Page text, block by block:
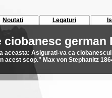
Noutati Legaturi
ciobanesc german
aceasta: Asigurati-va ca
acest scop.” Max von Stephanitz